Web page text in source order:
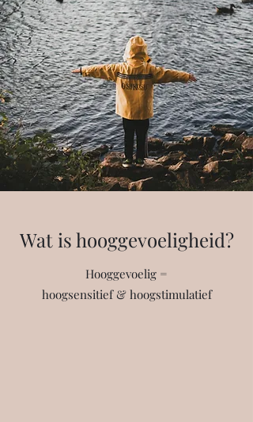
Wat is hooggevoeligheid?
Hooggevoelig =
hoogsensitief & hoogstimulatief